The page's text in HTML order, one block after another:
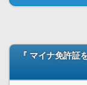
『 マイナ免許証